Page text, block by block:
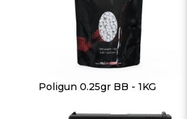
Poligun 0.25gr BB - 1KG